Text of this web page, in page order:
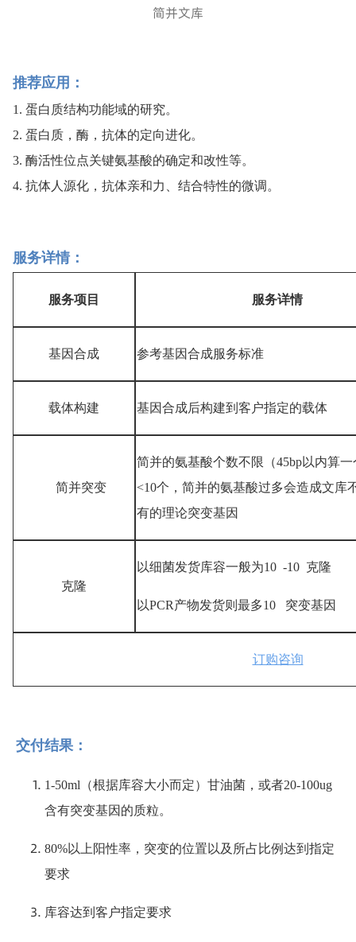
简并文库
推荐应用：
1. 蛋白质结构功能域的研究。
2. 蛋白质，酶，抗体的定向进化。
3. 酶活性位点关键氨基酸的确定和改性等。
4. 抗体人源化，抗体亲和力、结合特性的微调。
服务详情：
服务项目 服务详情
基因合成 参考基因合成服务标准
载体构建 基因合成后构建到客户指定的载体
简并突变
简并的氨基酸个数不限（45bp以内算
<10个，简并的氨基酸过多会造成文库
有的理论突变基因
克隆
以细菌发货库容一般为10  -10  克隆
以PCR产物发货则最多10   突变基因
订购咨询
交付结果：
1-50ml（根据库容大小而定）甘油菌，或者20-100ug
含有突变基因的质粒。
80%以上阳性率，突变的位置以及所占比例达到指定
要求
库容达到客户指定要求